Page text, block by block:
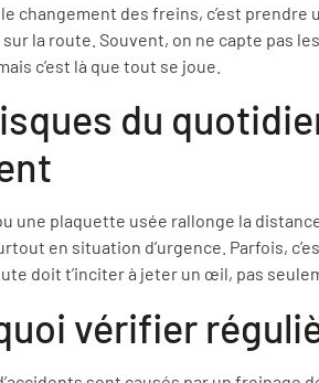
changement des freins, c’est
la route. Souvent, on ne capte pas
c’est là que tout se joue.
du
une plaquette usée rallonge la
en situation d’urgence. Parfois,
doit t’inciter à jeter un œil, pas
vérifier